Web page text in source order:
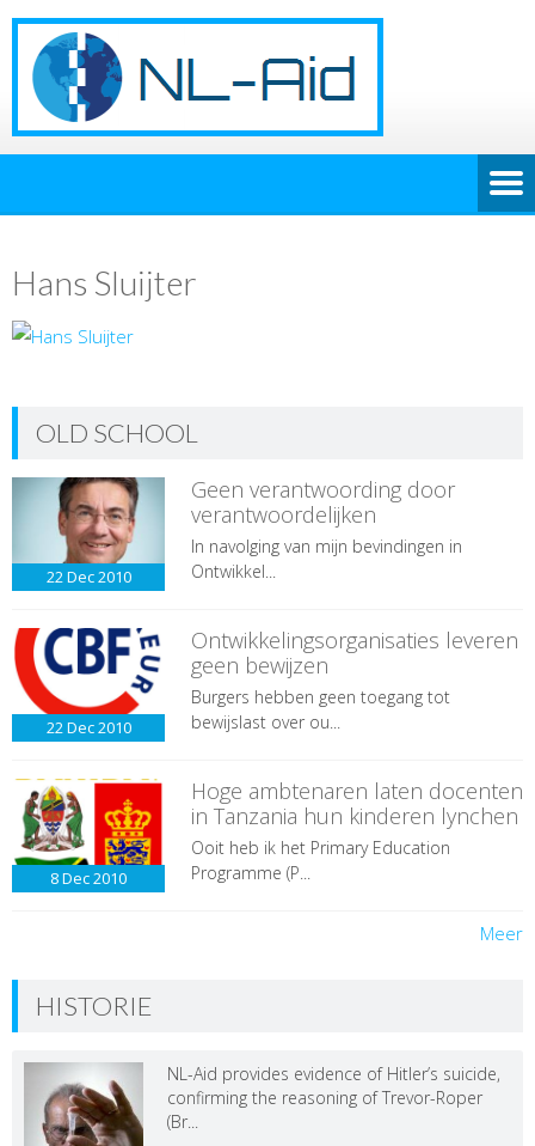
Hans Sluijter
OLD SCHOOL
22 Dec2010
Geen verantwoording door
verantwoordelijken
In navolging van mijn bevindingen in
Ontwikkel...
22 Dec2010
Ontwikkelingsorganisaties leveren
geen bewijzen
Burgers hebben geen toegang tot
bewijslast over ou...
8 Dec2010
Hoge ambtenaren laten docenten
in Tanzania hun kinderen lynchen
Ooit heb ik het Primary Education
Programme (P...
Meer
HISTORIE
NL-Aid provides evidence of Hitler’s suicide,
confirming the reasoning of Trevor-Roper
(Br...